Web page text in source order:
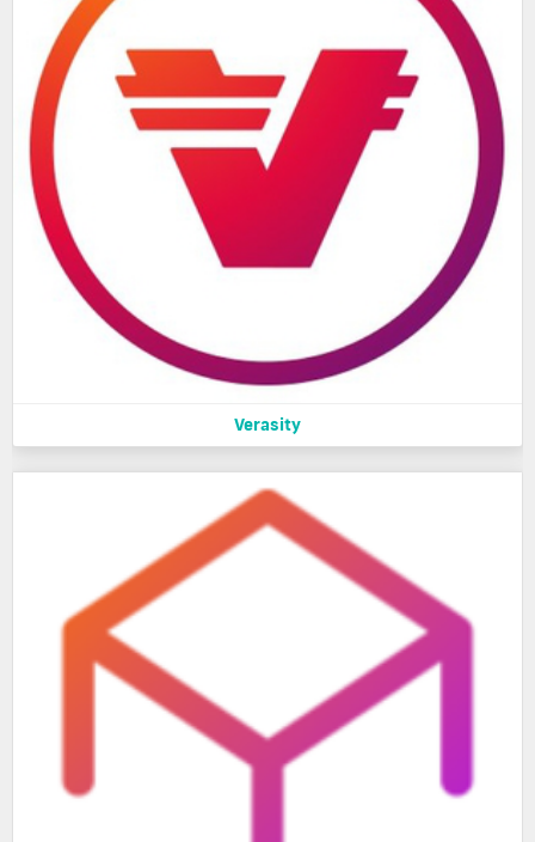
Verasity